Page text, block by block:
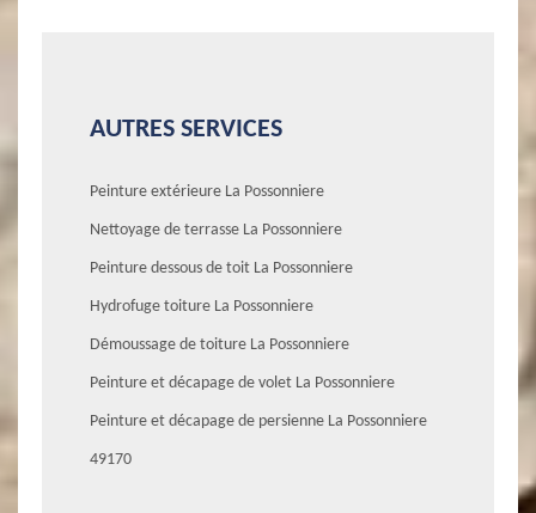
AUTRES SERVICES
Peinture extérieure La Possonniere
Nettoyage de terrasse La Possonniere
Peinture dessous de toit La Possonniere
Hydrofuge toiture La Possonniere
Démoussage de toiture La Possonniere
Peinture et décapage de volet La Possonniere
Peinture et décapage de persienne La Possonniere
49170